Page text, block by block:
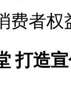
费者权
打造